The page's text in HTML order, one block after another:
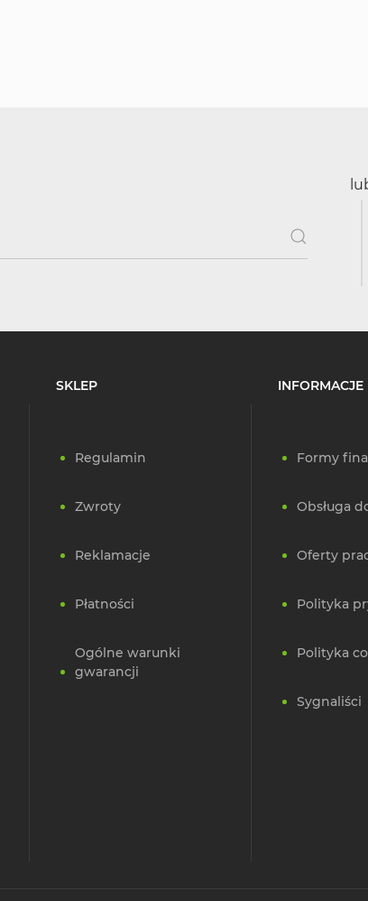
SKLEP
Regulamin
Zwroty
Reklamacje
Płatności
Ogólne warunki
gwarancji
INFORMACJE
Formy
Obsługa
Oferty
Polityka
Polityka
Sygnaliści